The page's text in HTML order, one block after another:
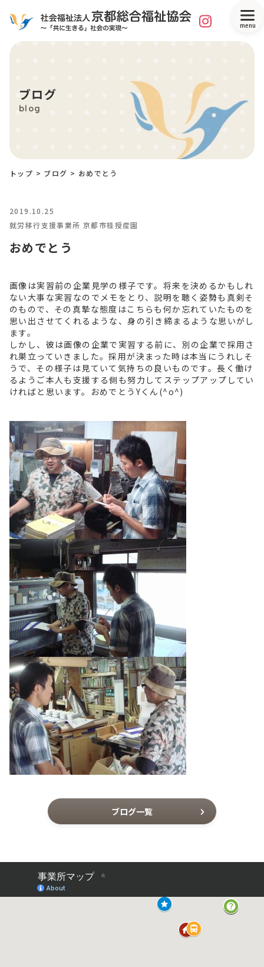
menu
ブログ
blog
トップ > ブログ > おめでとう
2019.10.25
就労移行支援事業所 京都市桂授産園
おめでとう
画像は実習前の企業見学の様子です。将来を決めるかもしれ
ない大事な実習なのでメモをとり、説明を聴く姿勢も真剣そ
のもので、その真摯な態度はこちらも何か忘れていたものを
思い出させてくれるような、身の引き締まるような思いがし
ます。
しかし、彼は画像の企業で実習する前に、別の企業で採用さ
れ巣立っていきました。採用が決まった時は本当にうれしそ
うで、その様子は見ていて気持ちの良いものです。長く働け
るようご本人も支援する側も努力してステップアップしてい
ければと思います。おめでとうYくん(^o^)
ブログ一覧